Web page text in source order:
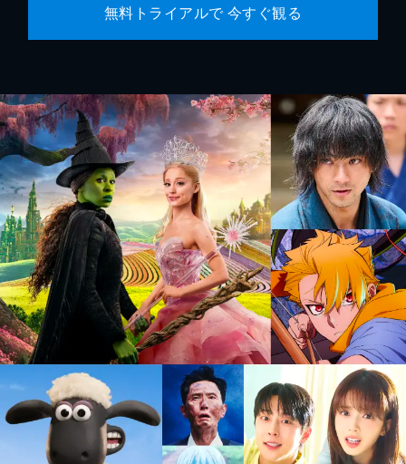
無料トライアルで 今すぐ観る